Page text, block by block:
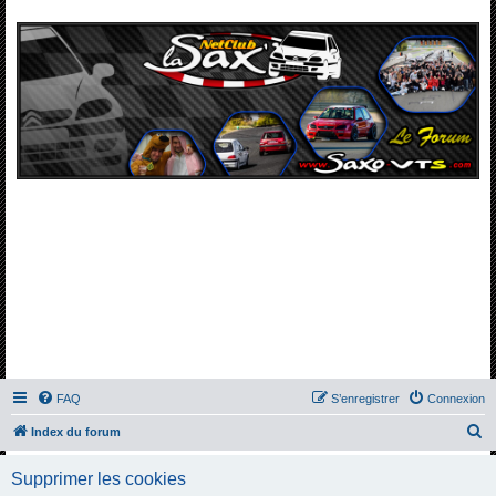
FAQ Connexion
S’enregistrer
Index du forum
Supprimer les cookies